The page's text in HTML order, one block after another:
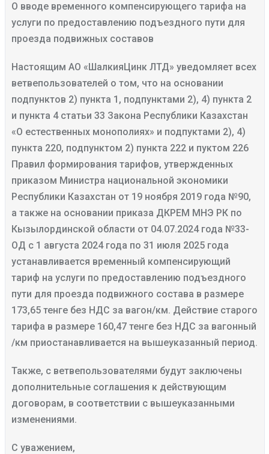
О вводе временного компенсирующего тарифа на
услуги по предоставлению подъездного пути для
проезда подвижных составов
Настоящим АО «ШалкияЦинк ЛТД» уведомляет всех
ветвепользователей о том, что на основании
подпунктов 2) пункта 1, подпунктами 2), 4) пункта 2
и пункта 4 статьи 33 Закона Республики Казахстан
«О естественных монополиях» и подпуктами 2), 4)
пункта 220, подпунктом 2) пункта 222 и пуктом 226
Правил формирования тарифов, утвержденных
приказом Министра национальной экономики
Республики Казахстан от 19 ноября 2019 года №90,
а также на основании приказа ДКРЕМ МНЭ РК по
Кызылординской области от 04.07.2024 года №33-
ОД с 1 августа 2024 года по 31 июля 2025 года
устанавливается временный компенсирующий
тариф на услуги по предоставлению подъездного
пути для проезда подвижного состава в размере
173,65 тенге без НДС за вагон/км. Действие старого
тарифа в размере 160,47 тенге без НДС за вагонный
/км приостанавливается на вышеуказанный период.
Также, с ветвепользователями будут заключены
дополнительные соглашения к действующим
договорам, в соответствии с вышеуказанными
изменениями.
С уважением,